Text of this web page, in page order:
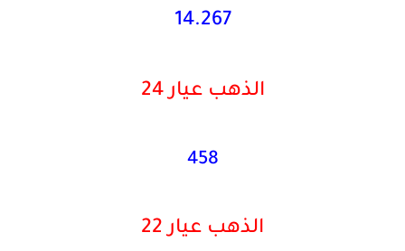
14.267
الذهب عيار 24
458
الذهب عيار 22